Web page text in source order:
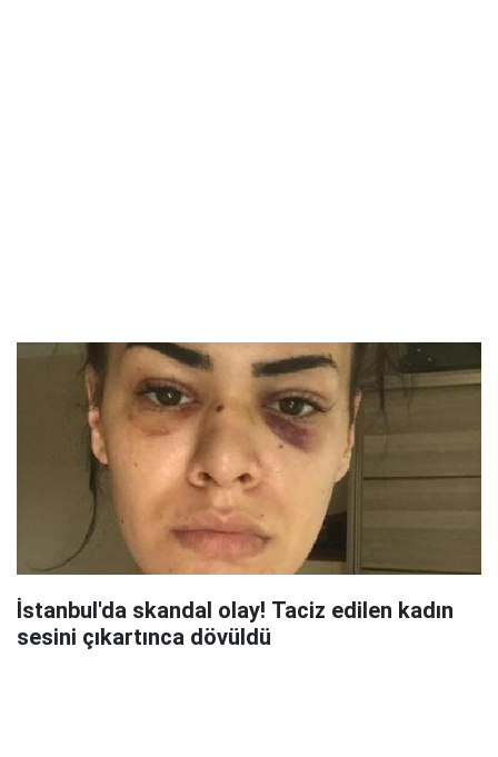
İstanbul'da skandal olay! Taciz edilen kadın
sesini çıkartınca dövüldü